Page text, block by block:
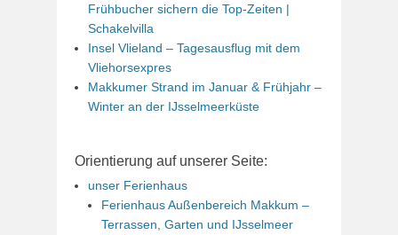
Frühbucher sichern die Top-Zeiten |
Schakelvilla
Insel Vlieland – Tagesausflug mit dem
Vliehorsexpres
Makkumer Strand im Januar & Frühjahr –
Winter an der IJsselmeerküste
Orientierung auf unserer Seite:
unser Ferienhaus
Ferienhaus Außenbereich Makkum –
Terrassen, Garten und IJsselmeer